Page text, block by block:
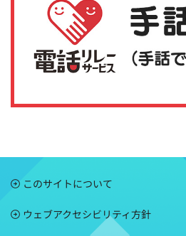
このサイトについて
ウェブアクセシビリティ方針